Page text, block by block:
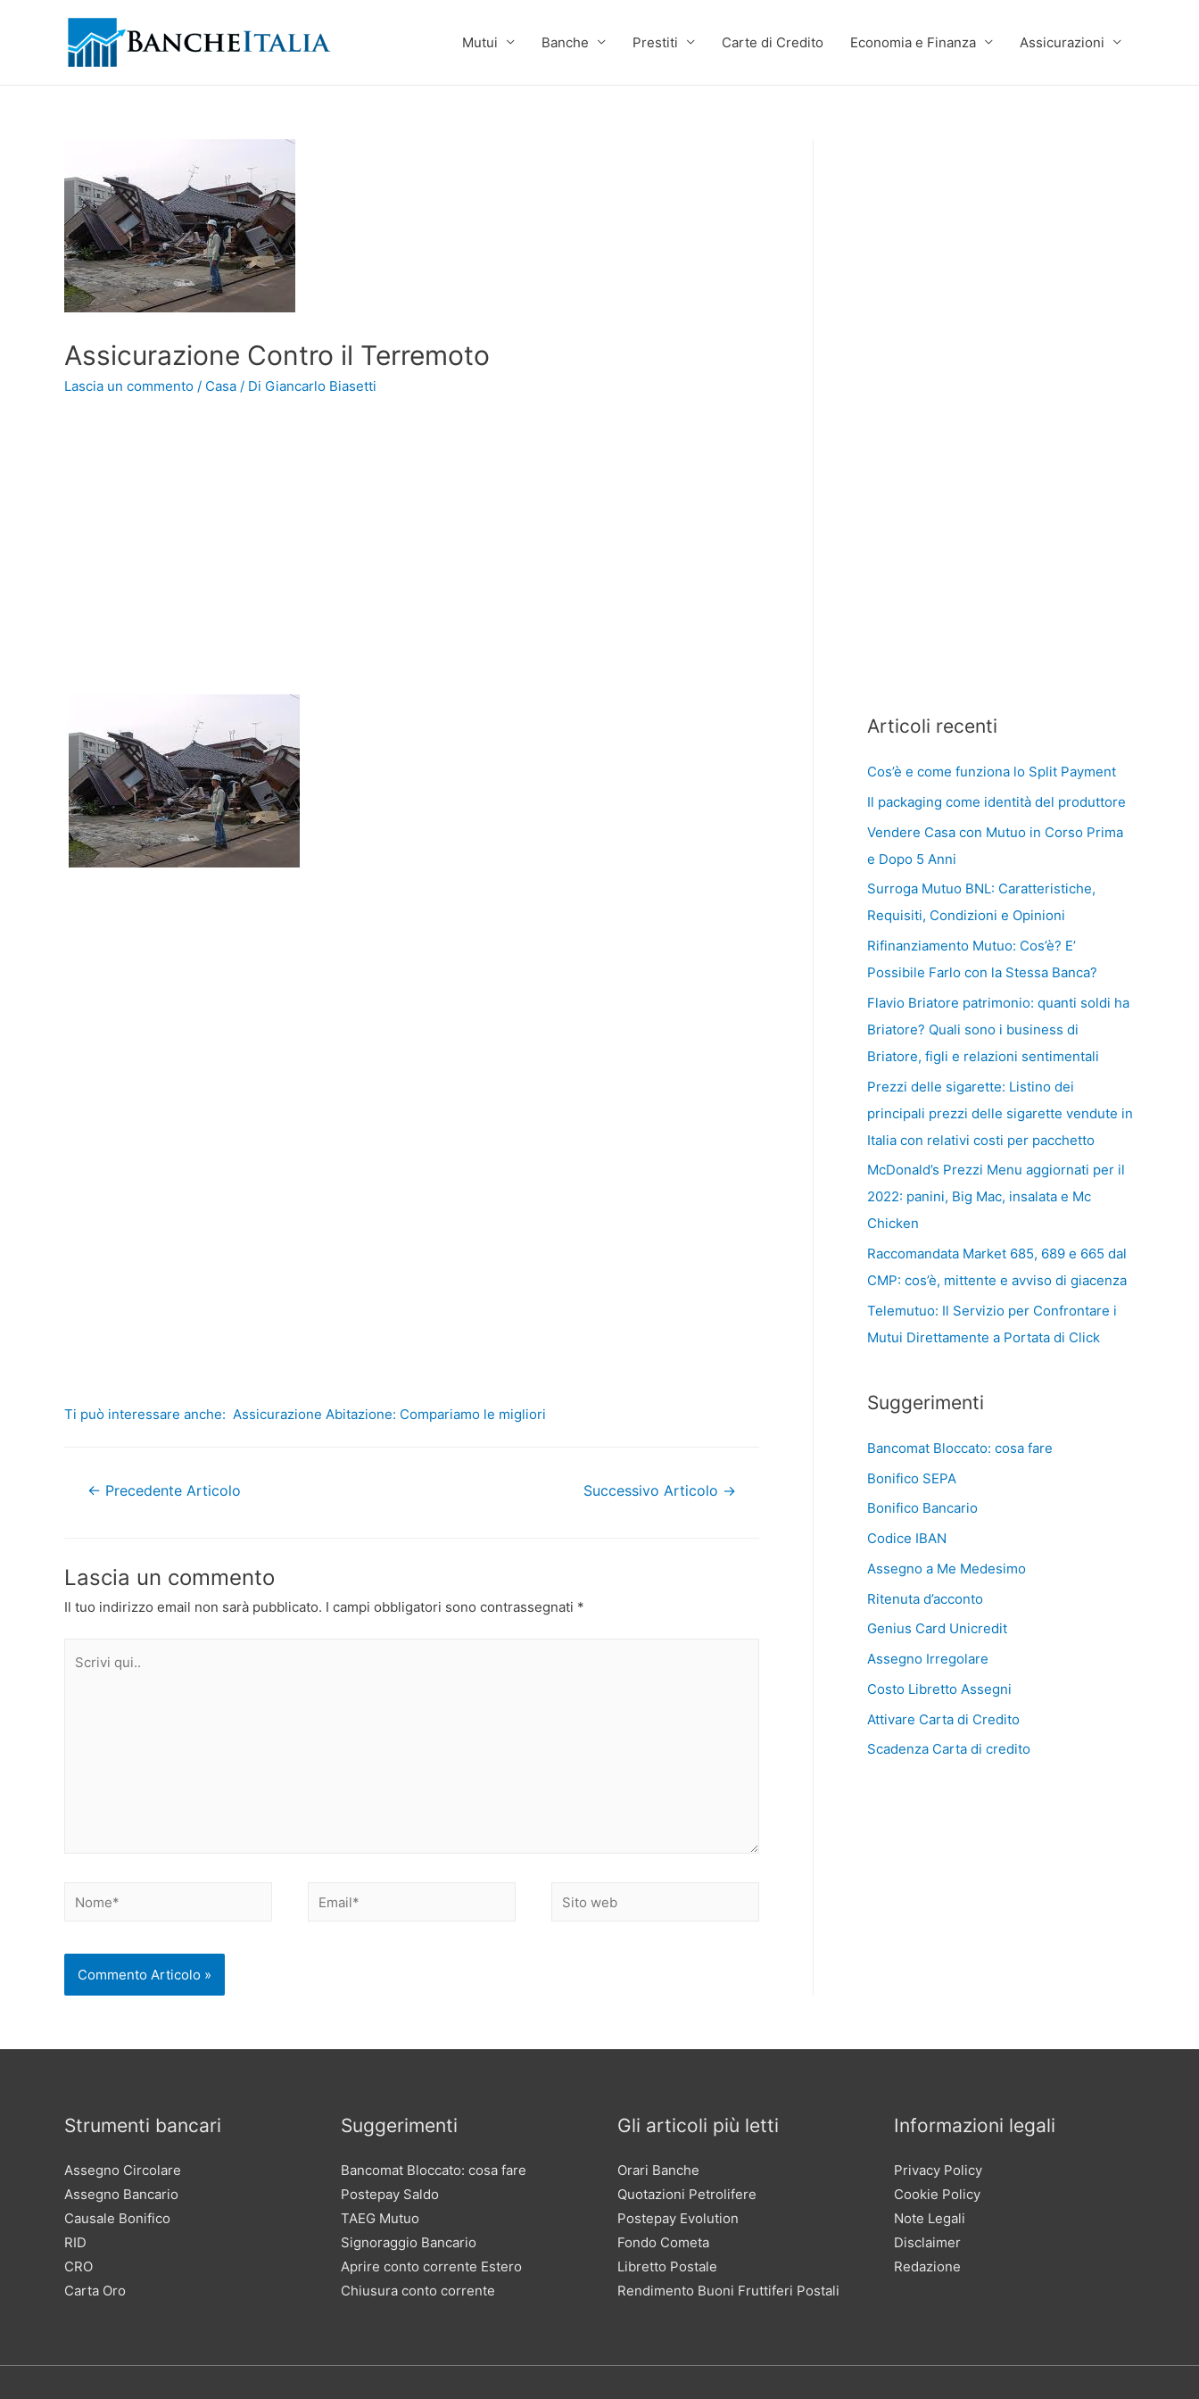
Mutui Banche Prestiti Carte di Credito Economia e Finanza Assicurazioni
Assicurazione Contro il Terremoto
Lascia un commento / Casa / Di Giancarlo Biasetti
Ti può interessare anche: Assicurazione Abitazione: Compariamo le migliori
Navigazione
← Precedente Articolo Successivo Articolo →
Lascia un commento
Il tuo indirizzo email non sarà pubblicato. I campi obbligatori sono contrassegnati *
Nome* Email*
Sito
Articoli recenti
Cos’è e come funziona lo Split Payment
Il packaging come identità del produttore
Vendere Casa con Mutuo in Corso Prima
e Dopo 5 Anni
Surroga Mutuo BNL: Caratteristiche,
Requisiti, Condizioni e Opinioni
Rifinanziamento Mutuo: Cos’è? E’
Possibile Farlo con la Stessa Banca?
Flavio Briatore patrimonio: quanti soldi ha
Briatore? Quali sono i business di
Briatore, figli e relazioni sentimentali
Prezzi delle sigarette: Listino dei
principali prezzi delle sigarette vendute in
Italia con relativi costi per pacchetto
McDonald’s Prezzi Menu aggiornati per il
2022: panini, Big Mac, insalata e Mc
Chicken
Raccomandata Market 685, 689 e 665 dal
CMP: cos’è, mittente e avviso di giacenza
Telemutuo: Il Servizio per Confrontare i
Mutui Direttamente a Portata di Click
Suggerimenti
Bancomat Bloccato: cosa fare
Bonifico SEPA
Bonifico Bancario
Codice IBAN
Assegno a Me Medesimo
Ritenuta d’acconto
Genius Card Unicredit
Assegno Irregolare
Costo Libretto Assegni
Attivare Carta di Credito
Scadenza Carta di credito
Strumenti bancari
Assegno Circolare
Assegno Bancario
Causale Bonifico
RID
CRO
Carta Oro
Suggerimenti
Bancomat Bloccato: cosa fare
Postepay Saldo
TAEG Mutuo
Signoraggio Bancario
Aprire conto corrente Estero
Chiusura conto corrente
Gli articoli più letti
Orari Banche
Quotazioni Petrolifere
Postepay Evolution
Fondo Cometa
Libretto Postale
Rendimento Buoni Fruttiferi Postali
Informazioni legali
Privacy Policy
Cookie Policy
Note Legali
Disclaimer
Redazione